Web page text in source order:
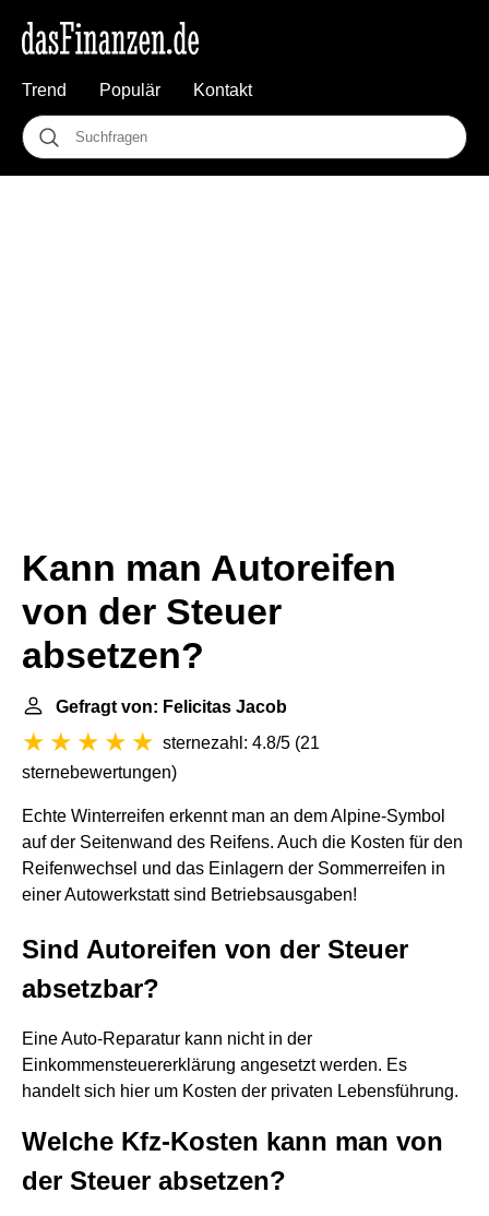
Trend Populär Kontakt
Kann man Autoreifen
von der Steuer
absetzen?
Gefragt von: Felicitas Jacob
sternezahl: 4.8/5 (21
sternebewertungen)
Echte Winterreifen erkennt man an dem Alpine-Symbol
auf der Seitenwand des Reifens. Auch die Kosten für den
Reifenwechsel und das Einlagern der Sommerreifen in
einer Autowerkstatt sind Betriebsausgaben!
Sind Autoreifen von der Steuer
absetzbar?
Eine Auto-Reparatur kann nicht in der
Einkommensteuererklärung angesetzt werden. Es
handelt sich hier um Kosten der privaten Lebensführung.
Welche Kfz-Kosten kann man von
der Steuer absetzen?